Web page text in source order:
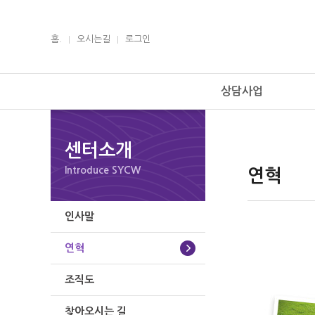
홈. 오시는길 로그인
상담사업
센터소개
Introduce SYCW
인사말
연혁
조직도
찾아오시는 길
연혁